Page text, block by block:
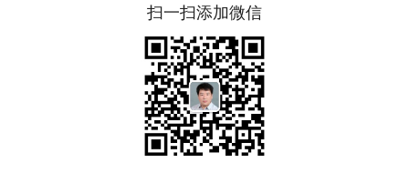
扫一扫添加微信